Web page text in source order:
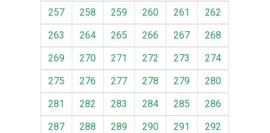
257
258 259 260 261
262
263
264 265 266 267
268
269
270 271 272 273
274
275
276 277 278 279
280
281
282 283 284 285
286
287
288 289 290 291
292